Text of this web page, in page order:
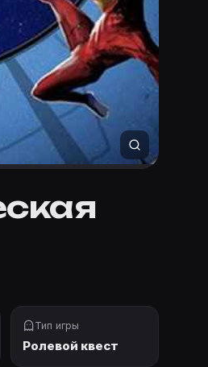
Тип игры
Ролевой квест